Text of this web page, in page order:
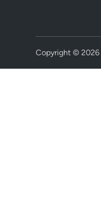
Copyright © 2026